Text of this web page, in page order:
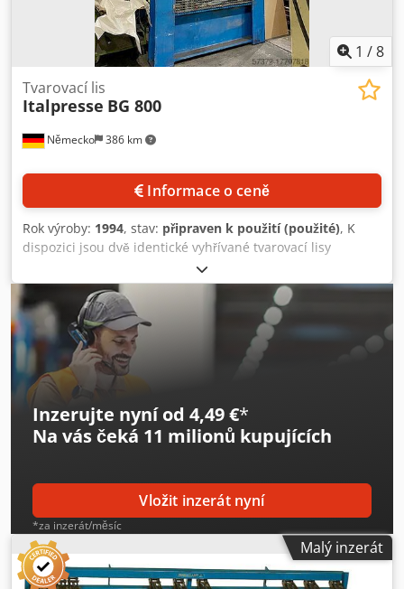
1 /8
Německo 386 km
Tvarovací lis
Italpresse BG 800
Informace o ceně
Rok výroby: 1994, stav: připraven k použití (použité), K
dispozici jsou dvě identické vyhřívané tvarovací lisy
Italpresse. Délka lisu: 1700 mm, šířka lisu: 1500 mm, výška
lisu: 1400 mm, lisovací síla: 800 t, celkový příkon: 30 kW,
rozměry stroje (X/Y/Z): cca 5400 mm / 2300 mm / 3200 mm.
Součástí jsou horní písty, formovací díly na sedáky židlí a
topení. Dokumentace je k dispozici. Prohlídka na místě je
možná. Cedpsu Rp Hmefx Akqerf
Inzerujte nyní od 4,49 €*
Na vás čeká 11 milionů kupujících
Vložit inzerát nyní
*za inzerát/měsíc
Malý inzerát